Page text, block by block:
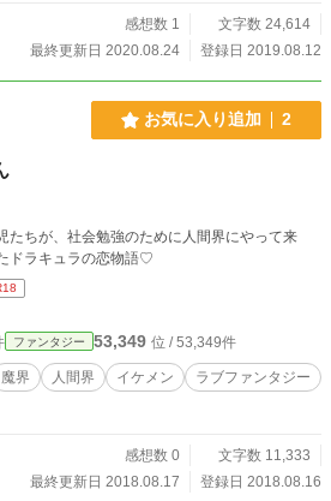
感想数 1
文字数 24,614
最終更新日 2020.08.24
登録日 2019.08.12
お気に入り追加 2
たちが、社会勉強のために人間界にやって来
ドラキュラの恋物語♡
ファンタジー 53,349 位 / 53,349件
魔界 人間界 イケメン
ラブファンタジー
感想数 0
文字数 11,333
最終更新日 2018.08.17
登録日 2018.08.16